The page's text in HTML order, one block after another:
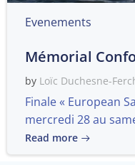
Evenements
Mémorial
by Loïc Duchesne-
Finale « European
mercredi 28 au
Read more